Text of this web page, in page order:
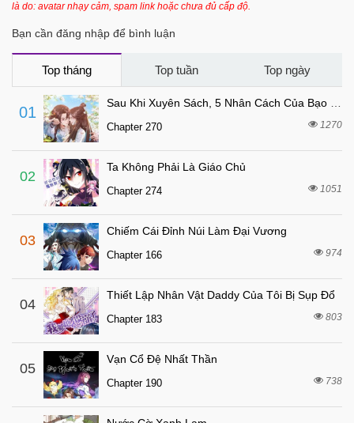
7 tháng trước
Chapter 42 7 tháng trước
Chapter 41
Chapter 40
Chapter 39
Chapter 38 7 tháng trước
Chapter 37
Chapter 36
Chapter 35
Chapter 34 7 tháng trước
Chapter 33 7 tháng trước
Chapter 32
Chapter 31 7 tháng trước
Chapter 30
Chapter 29 7 tháng trước
là do: avatar nhạy cảm, spam link hoặc chưa đủ cấp độ.
Bạn cần đăng nhập để bình luận
Top tháng Top tuần Top ngày
01
Chapter 270 1270
02
Ta Không Phải Là Giáo Chủ
Chapter 274 1051
03
Chiếm Cái Đỉnh Núi Làm Đại Vương
Chapter 166 974
04
Thiết Lập Nhân Vật Daddy Của Tôi Bị Sụp Đổ
Chapter 183 803
05
Vạn Cổ Đệ Nhất Thần
Chapter 190 738